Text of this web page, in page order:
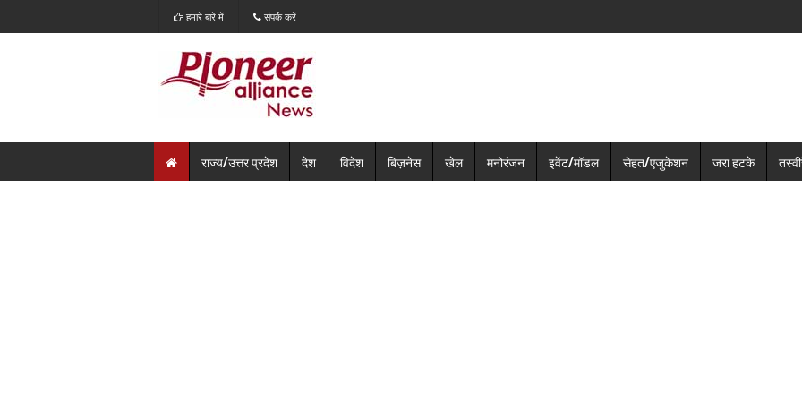
हमारे बारे में संपर्क करें
राज्य/उत्तर प्रदेश देश विदेश बिज़नेस खेल मनोरंजन इवेंट/मॉडल सेहत/एजुकेशन जरा हटके